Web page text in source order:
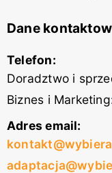
Dane
Telefon:
Doradztwo i
Biznes i Marketing
Adres email: